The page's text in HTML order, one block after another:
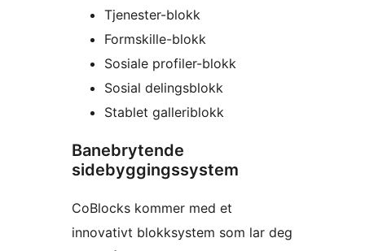
Tjenester-blokk
Formskille-blokk
Sosiale profiler-blokk
Sosial delingsblokk
Stablet galleriblokk
Banebrytende
sidebyggingssystem
CoBlocks kommer med et
innovativt blokksystem som lar deg